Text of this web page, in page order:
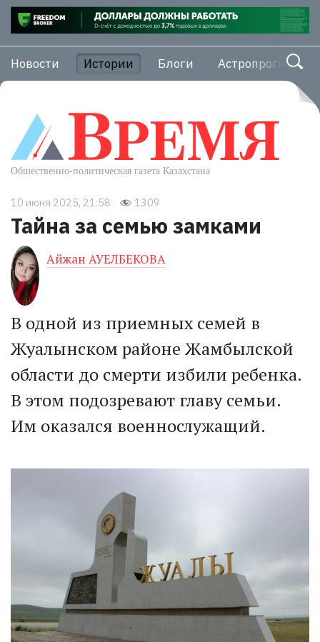
Новости Истории Блоги Астропрогноз
10 июня 2025, 21:58 1309
Тайна за семью замками
Айжан АУЕЛБЕКОВА
В одной из приемных семей в
Жуалынском районе Жамбылской
области до смерти избили ребенка.
В этом подозревают главу семьи.
Им оказался военнослужащий.